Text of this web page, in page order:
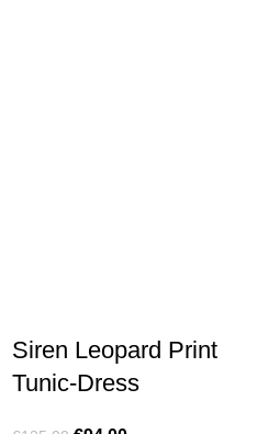
Siren Leopard Print
Tunic-Dress